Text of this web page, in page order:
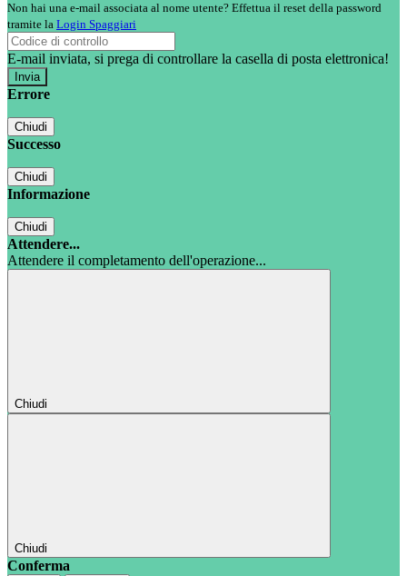
Non hai una e-mail associata al nome utente? Effettua il reset della password
tramite la Login Spaggiari
E-mail inviata, si prega di controllare la casella di posta elettronica!
Errore
Chiudi
Successo
Chiudi
Informazione
Chiudi
Attendere...
Attendere il completamento dell'operazione...
Chiudi
Chiudi
Conferma